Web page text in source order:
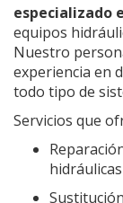
especializado
equipos
Nuestro
experiencia en
todo tipo de
Servicios que
hidráulicas